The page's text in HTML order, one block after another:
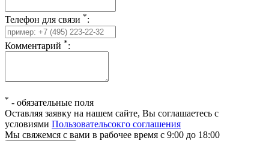
Телефон для связи *:
Комментарий *:
* - обязательные поля
Оставляя заявку на нашем сайте, Вы соглашаетесь с
условиями Пользовательсокго соглашения
Мы свяжемся с вами в рабочее время с 9:00 до 18:00